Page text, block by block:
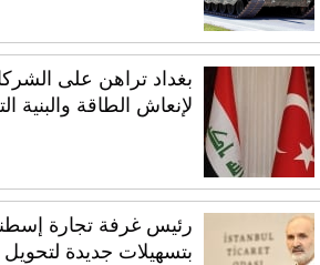
بغداد تراهن على
لإنعاش الطاقة والبنية
رئيس غرفة تجارة
بتسهيلات جديدة لتحويل